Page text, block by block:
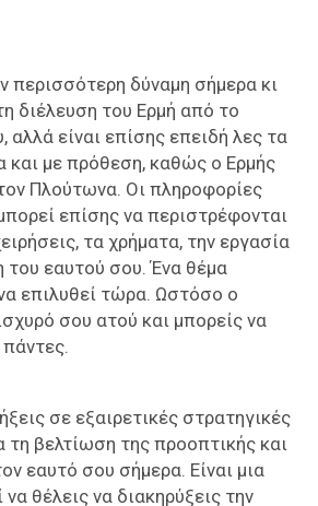
περισσότερη δύναμη σήμερα κι
διέλευση του Ερμή από το
αλλά είναι επίσης επειδή λες τα
και με πρόθεση, καθώς ο Ερμής
Πλούτωνα. Οι πληροφορίες
επίσης να περιστρέφονται
τα χρήματα, την εργασία
του εαυτού σου. Ένα θέμα
επιλυθεί τώρα. Ωστόσο ο
σου ατού και μπορείς να
σε εξαιρετικές στρατηγικές
τη βελτίωση της προοπτικής και
εαυτό σου σήμερα. Είναι μια
θέλεις να διακηρύξεις την